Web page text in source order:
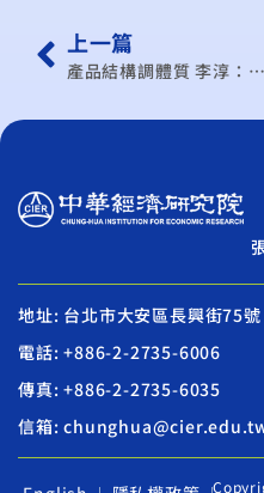
上一篇
產品結構調體質 李淳：應增加服務貿易出口
地址: 台北市大安區長興街75號
電話: +886-2-2735-6006
傳真: +886-2-2735-6035
信箱: